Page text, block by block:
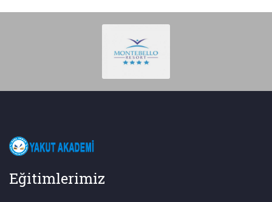
Eğitimlerimiz